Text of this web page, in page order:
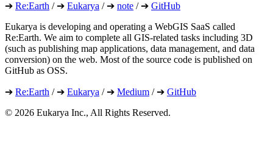
➔ Re:Earth / ➔ Eukarya / ➔ note / ➔ GitHub
Eukarya is developing and operating a WebGIS SaaS called
Re:Earth. We aim to complete all GIS-related tasks including 3D
(such as publishing map applications, data management, and data
conversion) on the web. Most of the source code is published on
GitHub as OSS.
➔ Re:Earth / ➔ Eukarya / ➔ Medium / ➔ GitHub
©︎ 2026 Eukarya Inc., All Rights Reserved.